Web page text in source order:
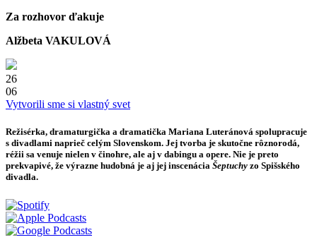
Za rozhovor ďakuje
Alžbeta VAKULOVÁ
26
06
Vytvorili sme si vlastný svet
Režisérka, dramaturgička a dramatička Mariana Luteránová spolupracuje
s divadlami naprieč celým Slovenskom. Jej tvorba je skutočne rôznorodá,
réžii sa venuje nielen v činohre, ale aj v dabingu a opere. Nie je preto
prekvapivé, že výrazne hudobná je aj jej inscenácia Šeptuchy zo Spišského
divadla.